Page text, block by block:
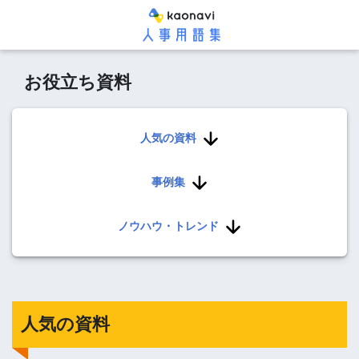
お役立ち資料
人気の資料
事例集
ノウハウ・トレンド
人気の資料